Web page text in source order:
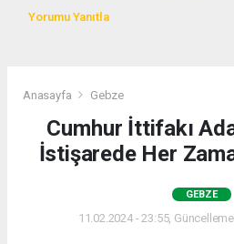
Yorumu Yanıtla
Anasayfa Gebze
Cumhur İttifakı
İstişarede Her
GEBZE
11.02.2024 - 23:55,